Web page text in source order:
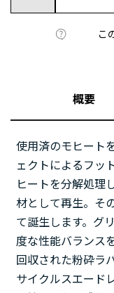
こ
概要
使用済のモヒート
ェクトによるフッ
ヒートを分解処理
材として再生。そ
て誕生します。グ
度な性能バランス
回収された粉砕ラ
サイクルスエード